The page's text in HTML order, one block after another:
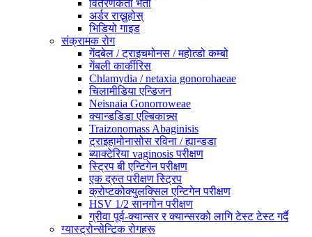
वितरणकर्ता भर्ती
अर्डर राख्नुहोस्
भिडियो गाइड
संक्रामक रोग
गेंदबेल / ट्राइचमोनस / महोत्डो कम्बो
गेंबली कार्कीरिस
Chlamydia / netaxia gonorohaeae
चिलामीडिया एन्डिजन
Neisnaia Gonorroweae
क्यान्डडिडा एल्बिकान्न्स
Traizonomass Abaginisis
ट्राइहामोनासोस रविना / ह्यान्डडा
ब्याक्टेरिया vaginosis परीक्षण
स्ट्रिप बी एन्टिगेन परीक्षण
एक द्रुत परीक्षण स्ट्रिप
क्रोप्टकोक्युलक्सिल एन्टिगेन परीक्षण
HSV 1/2 सानगोन परीक्षण
ग्रीवा पूर्व-क्यान्सर र क्यान्सरको लागि टेस्ट टेस्ट गर्दै
ग्यास्ट्रोन्सेन्टिक रोगहरू